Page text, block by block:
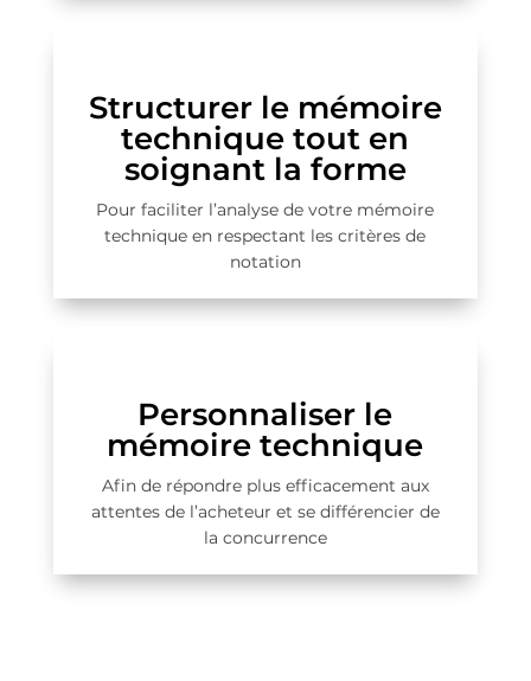
Structurer le mémoire
technique tout en
soignant la forme
Pour faciliter l’analyse de votre mémoire
technique en respectant les critères de
notation
Personnaliser le
mémoire technique
Afin de répondre plus efficacement aux
attentes de l’acheteur et se différencier de
la concurrence